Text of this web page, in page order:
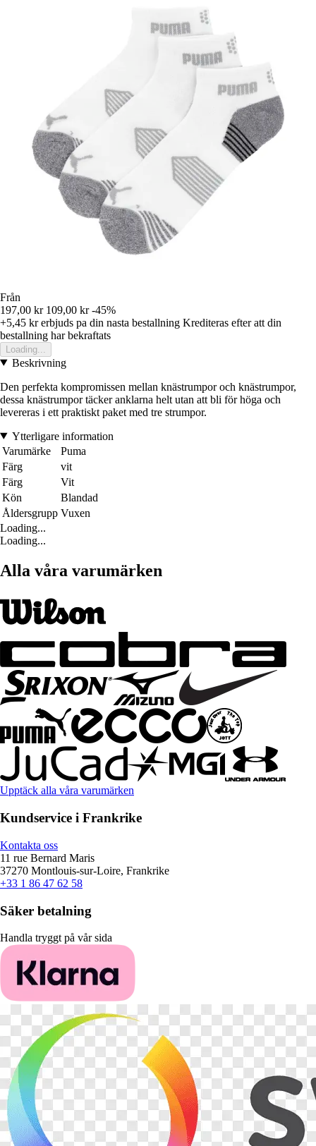
Från
197,00 kr 109,00 kr -45%
+5,45 krerbjuds pa din nasta bestallning Krediteras efter att din
bestallning har bekraftats
Loading...
Beskrivning
Den perfekta kompromissen mellan knästrumpor och knästrumpor,
dessa knästrumpor täcker anklarna helt utan att bli för höga och
levereras i ett praktiskt paket med tre strumpor.
Ytterligare information
Varumärke
Puma
Färg
vit
Färg
Vit
Kön
Blandad
Åldersgrupp Vuxen
Loading...
Loading...
Alla våra varumärken
Upptäck alla våra varumärken
Kundservice i Frankrike
Kontakta oss
11 rue Bernard Maris
37270 Montlouis-sur-Loire, Frankrike
+33 1 86 47 62 58
Säker betalning
Handla tryggt på vår sida